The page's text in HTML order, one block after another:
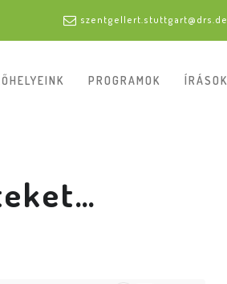
szentgellert.stuttgart@drs.de
PROGRAMOK ÍRÁSOK